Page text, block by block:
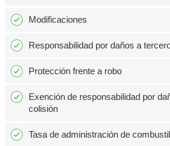
Modificaciones
Responsabilidad por daños a
Protección frente a robo
Exención de responsabilidad por
colisión
Tasa de administración de